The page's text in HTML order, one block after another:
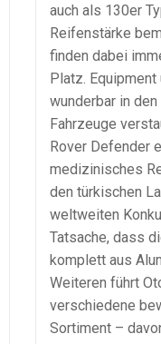
auch als 130er
Reifenstärke
finden dabei
Platz.
wunderbar in
Fahrzeuge
Rover Defender
medizinisches
den türkischen
weltweiten
Tatsache, dass
komplett aus
Weiteren führt
verschiedene
Sortiment –